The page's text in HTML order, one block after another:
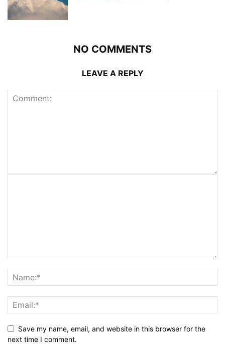
NO COMMENTS
LEAVE A REPLY
Save my name, email, and website in this browser for the
next time I comment.